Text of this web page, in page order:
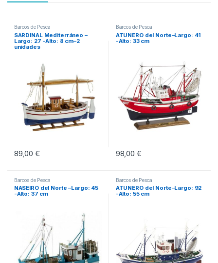
Barcos de Pesca
SARDINAL Mediterráneo –
Largo: 27 -Alto: 8 cm–2
unidades
89,00 €
Barcos de Pesca
ATUNERO del Norte–Largo: 41
-Alto: 33 cm
98,00 €
Barcos de Pesca
NASEIRO del Norte –Largo: 45
-Alto: 37 cm
Barcos de Pesca
ATUNERO del Norte–Largo: 92
-Alto: 55 cm